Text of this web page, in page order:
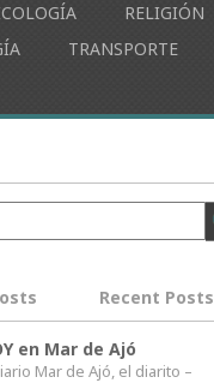
RELIGIÓN
TRANSPORTE
Recent Posts
en Mar de Ajó
Mar de Ajó, el diarito –